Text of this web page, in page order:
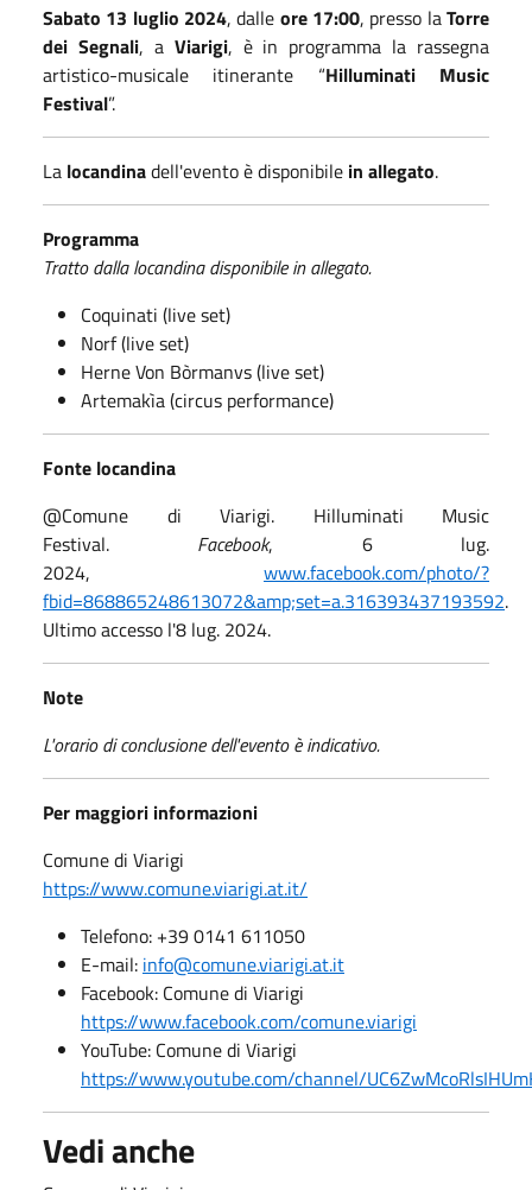
Sabato 13 luglio 2024, dalle ore 17:00, presso laTorre
dei Segnali, a Viarigi, è in programma la rassegna
artistico-musicale itinerante “Hilluminati Music
Festival”.
La locandinadell'evento è disponibile in allegato.
Programma
Tratto dalla locandina disponibile in allegato.
Coquinati (live set)
Norf (live set)
Herne Von Bòrmanvs (live set)
Artemakìa (circus performance)
Fonte locandina
@Comune di Viarigi. Hilluminati Music
Festival. Facebook, 6 lug.
2024, www.facebook.com/photo/?
fbid=868865248613072&amp;set=a.316393437193592.
Ultimo accesso l'8 lug. 2024.
Note
L'orario di conclusione dell'evento è indicativo.
Per maggiori informazioni
Comune di Viarigi
https://www.comune.viarigi.at.it/
Telefono: +39 0141 611050
E-mail: info@comune.viarigi.at.it
Facebook: Comune di Viarigi
https://www.facebook.com/comune.viarigi
YouTube: Comune di Viarigi
https://www.youtube.com/channel/
Vedi anche